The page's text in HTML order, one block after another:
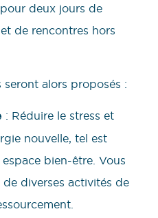
deux jours de
de rencontres hors
seront alors proposés :
: Réduire le stress et
nouvelle, tel est
bien-être. Vous
diverses activités de